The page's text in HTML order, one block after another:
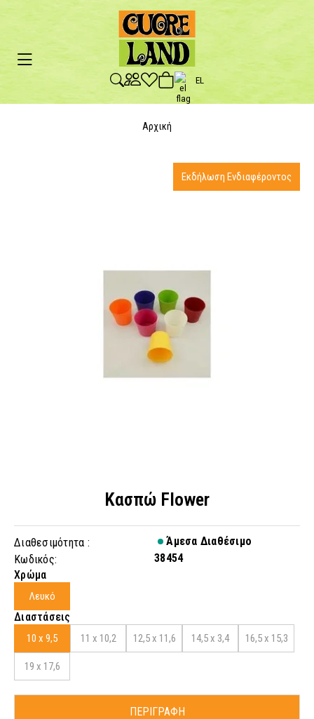
EL
Αρχική
Κασπώ Flower
Διαθεσιμότητα :
Άμεσα Διαθέσιμο
Κωδικός:
38454
Χρώμα
Λευκό
Διαστάσεις
10 x 9,5 11 x 10,2 12,5 x 11,6 14,5 x 3,4 16,5 x 15,3
19 x 17,6
ΠΕΡΙΓΡΑΦΗ
Εκδήλωση Ενδιαφέροντος